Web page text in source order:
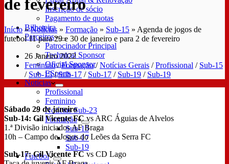
Inscrição de sócio
Pagamento de quotas
Bilheteira
Parceiros
Patrocinador Principal
Technical Sponsor
Oficial Sponsor
ESports
Notícias
Profissional
Feminino
Notícias Sub-23
Formação
Sub-15
Sub-17
Sub-19
Futebol
de fevereiro
Início »Notícias » Formação » Sub-15 » Agenda de jogos de
futebol 11 para 29 e 30 de janeiro e para 2 de fevereiro
26 Janeiro 2022
Feminino/Formação/Notícias Gerais /Profissional / Sub-15
/ Sub-15/Sub-17 / Sub-17 / Sub-19 / Sub-19
Sábado 29 de janeiro
Sub-14: Gil Vicente FC vs ARC Águias de Alvelos
1.ª Divisão iniciados AF Braga
10h – Campo de Jogos do Leões da Serra FC
Sub-17: Gil Vicente FC vs CD Lago